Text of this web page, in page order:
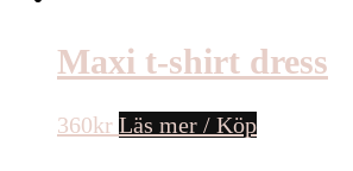
Maxi t-shirt dress
360kr Läs mer / Köp